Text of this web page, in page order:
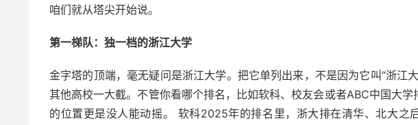
咱们就从塔尖开始说。
第一梯队：独一档的浙江大学
金字塔的顶端，毫无疑问是浙江大学。把它单列出来，不是因为它叫“浙江
其他高校一大截。不管你看哪个排名，比如软科、校友会或者ABC中国大
的位置更是没人能动摇。 软科2025年的排名里，浙大排在清华、北大之